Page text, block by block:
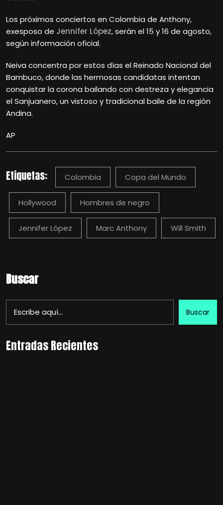
Los próximos conciertos en Colombia de Anthony,
exesposo de Jennifer López, serán el 15 y 16 de agosto,
según información oficial.
Neiva concentra por estos días el Reinado Nacional del
Bambuco, donde las hermosas candidatas intentan
conquistar la corona bailando con destreza y elegancia
el Sanjuanero, un vistoso y tradicional baile de la región
Andina.
AP
Etiquetas: Colombia Copa del Mundo
Hollywood Hombres de negro
Jennifer López Marc Anthony Will Smith
Buscar
Buscar
Entradas Recientes